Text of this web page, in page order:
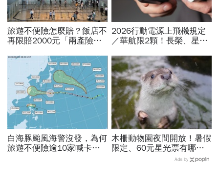
旅遊不便險怎麼賠？飯店不
再限賠2000元「兩產險」
麼報？達人教戰旅平險理賠
2026行動電源上飛機規定
／華航限2顆！長榮、星
帶幾個、托運還隨身手提？
白海豚颱風海警沒發，為何
旅遊不便險逾10家喊卡不
木柵動物園夜間開放！暑假
限定、60元星光票有哪些
動物可以看？要預約嗎？時
Ads by